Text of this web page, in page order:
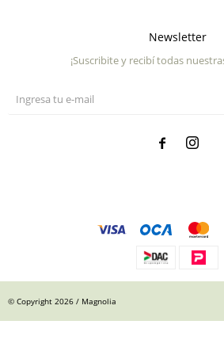
Newsletter
¡Suscribite y recibí todas
 
© Copyright 2026 / Magnolia